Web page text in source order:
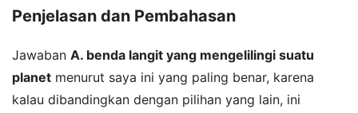
Penjelasan dan Pembahasan
Jawaban A. benda langit yang mengelilingi suatu
planet menurut saya ini yang paling benar, karena
kalau dibandingkan dengan pilihan yang lain, ini